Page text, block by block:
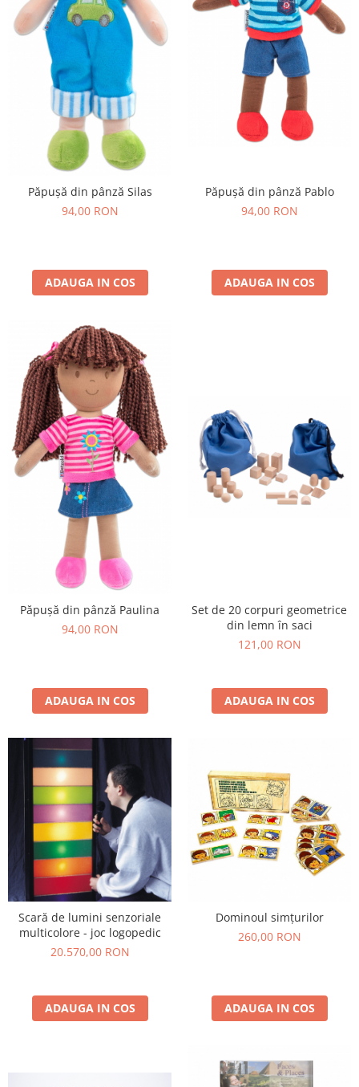
Păpușă din pânză Silas
94,00 RON
ADAUGA IN COS
Păpușă din pânză Pablo
94,00 RON
ADAUGA IN COS
Păpușă din pânză Paulina
94,00 RON
ADAUGA IN COS
Set de 20 corpuri geometrice
din lemn în saci
121,00 RON
ADAUGA IN COS
Scară de lumini senzoriale
multicolore - joc logopedic
20.570,00 RON
ADAUGA IN COS
Dominoul simțurilor
260,00 RON
ADAUGA IN COS